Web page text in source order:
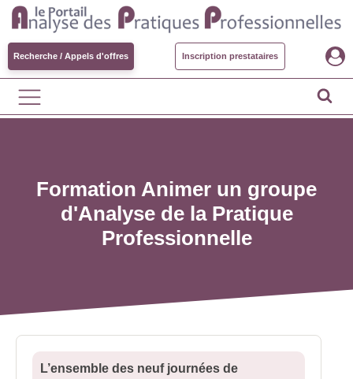
Recherche / Appels d'offres Inscription prestataires
Formation Animer un groupe
d'Analyse de la Pratique
Professionnelle
L’ensemble des neuf journées de